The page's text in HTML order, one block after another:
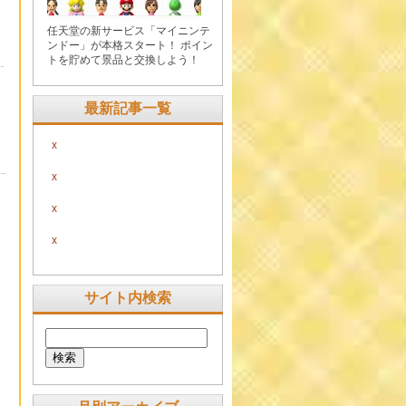
任天堂の新サービス「マイニンテ
ンドー」が本格スタート！ ポイン
トを貯めて景品と交換しよう！
最新記事一覧
x
x
x
x
サイト内検索